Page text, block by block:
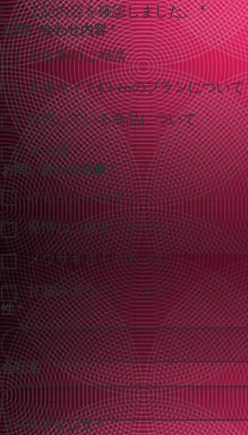
上記内容を確認しました。*
お問い合わせ内容*
お仕事のご相談
支援サイトCi-enのプランについて
販売している商品について
その他
お問い合わせ対象*
けもりふぷらすっ！
発情ねこ彼女♡かりん
メウサギさくらちゃん
甘噛み犬なでしこさん
性*
会社名
メールアドレス*